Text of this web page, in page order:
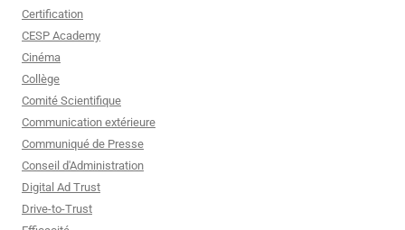
Certification
CESP Academy
Cinéma
Collège
Comité Scientifique
Communication extérieure
Communiqué de Presse
Conseil d'Administration
Digital Ad Trust
Drive-to-Trust